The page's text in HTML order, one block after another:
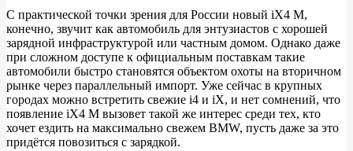
С практической точки зрения для России новый iX4 M,
конечно, звучит как автомобиль для энтузиастов с хорошей
зарядной инфраструктурой или частным домом. Однако даже
при сложном доступе к официальным поставкам такие
автомобили быстро становятся объектом охоты на вторичном
рынке через параллельный импорт. Уже сейчас в крупных
городах можно встретить свежие i4 и iX, и нет сомнений, что
появление iX4 M вызовет такой же интерес среди тех, кто
хочет ездить на максимально свежем BMW, пусть даже за это
придётся повозиться с зарядкой.